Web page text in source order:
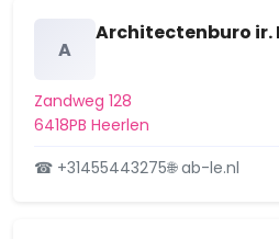
Wijk 30 Zeswegen-Nieuw
Wijk 32 Meezenbroek-
Wijk 33 Heerlen-Centrum
A
Architectenburo ir.
Zandweg 128
6418PB Heerlen
☎ +31455443275🌐 ab-le.nl